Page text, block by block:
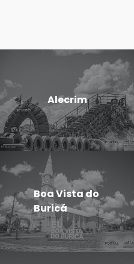
Alecrim
Boa Vista do
Buricá